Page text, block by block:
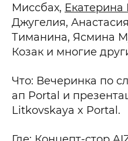
Миссбах,
Джугелия,
Тиманина, Ясмина
Козак и многие
Что: Вечеринка по
ап Portal и
Litkovskaya x Portal.